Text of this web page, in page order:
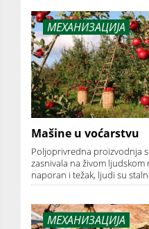
МЕХАНИЗАЦИЈА
Mašine u voćarstvu
Poljoprivredna proizvodnja
zasnivala na živom
naporan i težak, ljudi su
МЕХАНИЗАЦИЈА